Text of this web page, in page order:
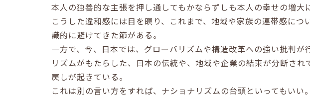
本人の独善的な主張を押し通してもかならずしも本人の幸せの増大
こうした違和感には目を瞑り、これまで、地域や家族の連帯感につ
識的に避けてきた節がある。
一方で、今、日本では、グローバリズムや構造改革への強い批判が
リズムがもたらした、日本の伝統や、地域や企業の結束が分断さ
戻しが起きている。
これは別の言い方をすれば、ナショナリズムの台頭といってもいい。